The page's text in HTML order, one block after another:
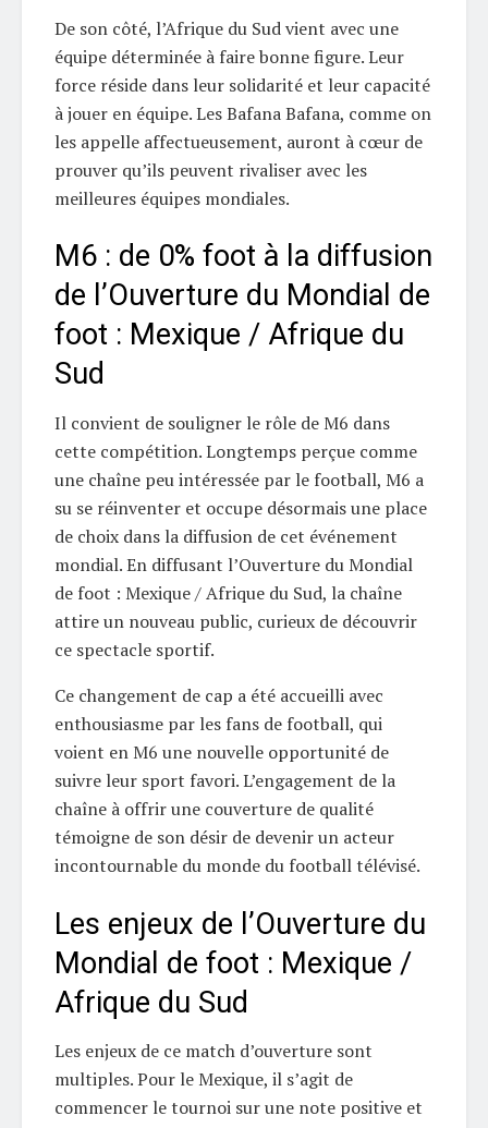
De son côté, l’Afrique du Sud vient avec une
équipe déterminée à faire bonne figure. Leur
force réside dans leur solidarité et leur capacité
à jouer en équipe. Les Bafana Bafana, comme on
les appelle affectueusement, auront à cœur de
prouver qu’ils peuvent rivaliser avec les
meilleures équipes mondiales.
M6 : de 0% foot à la diffusion
de l’Ouverture du Mondial de
foot : Mexique / Afrique du
Sud
Il convient de souligner le rôle de M6 dans
cette compétition. Longtemps perçue comme
une chaîne peu intéressée par le football, M6 a
su se réinventer et occupe désormais une place
de choix dans la diffusion de cet événement
mondial. En diffusant l’Ouverture du Mondial
de foot : Mexique / Afrique du Sud, la chaîne
attire un nouveau public, curieux de découvrir
ce spectacle sportif.
Ce changement de cap a été accueilli avec
enthousiasme par les fans de football, qui
voient en M6 une nouvelle opportunité de
suivre leur sport favori. L’engagement de la
chaîne à offrir une couverture de qualité
témoigne de son désir de devenir un acteur
incontournable du monde du football télévisé.
Les enjeux de l’Ouverture du
Mondial de foot : Mexique /
Afrique du Sud
Les enjeux de ce match d’ouverture sont
multiples. Pour le Mexique, il s’agit de
commencer le tournoi sur une note positive et